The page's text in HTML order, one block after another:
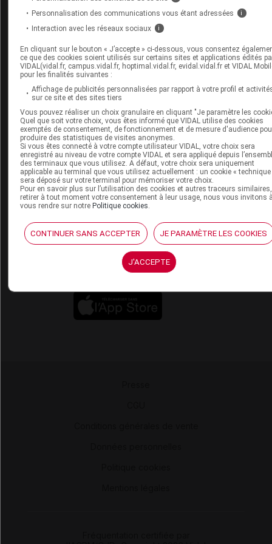
VIDAL widget
VIDAL Sécurisation
VIDAL e-Services
Qui sommes-nous ?
VIDAL France
Carrières
Charte éthique et
déontologique
Service client
Contact
Aide
Espace partenaires
Éditeurs de logiciel
VIDAL sur votre site
Vidal Mobile
Personnalisation des communications vous étant adressées i
Interaction avec les réseaux sociaux i
En cliquant sur le bouton « J’accepte » ci-dessous, vous consentez
ce que des cookies soient utilisés sur certains sites et applications édités
VIDAL(vidal.fr, campus.vidal.fr, hoptimal.vidal.fr, evidal.vidal.fr et VIDAL
pour les finalités suivantes :
Affichage de publicités personnalisées par rapport à votre profil et
sur ce site et des sites tiers
Vous pouvez réaliser un choix granulaire en cliquant "Je paramètre les
Quel que soit votre choix, vous êtes informé que VIDAL utilise des cookies
exemptés de consentement, de fonctionnement et de mesure d'audience
produire des statistiques de visites anonymes.
Si vous êtes connecté à votre compte utilisateur VIDAL, votre choix sera
enregistré au niveau de votre compte VIDAL et sera appliqué depuis
des terminaux que vous utilisez. A défaut, votre choix sera uniquement
applicable au terminal que vous utilisez actuellement : un cookie « technique
sera déposé sur votre terminal pour mémoriser votre choix.
Pour en savoir plus sur l’utilisation des cookies et autres traceurs
retirer à tout moment votre consentement à leur usage, nous vous invitons
vous rendre sur notre Politique cookies.
CONTINUER SANS ACCEPTER JE PARAMÈTRE LES COOKIES
J'ACCEPTE